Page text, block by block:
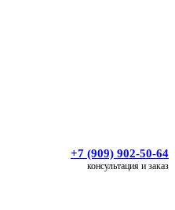
+7 (909) 902-50-64
консультация и заказ